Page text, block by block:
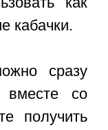
кабачки.
сразу
вместе со
получить